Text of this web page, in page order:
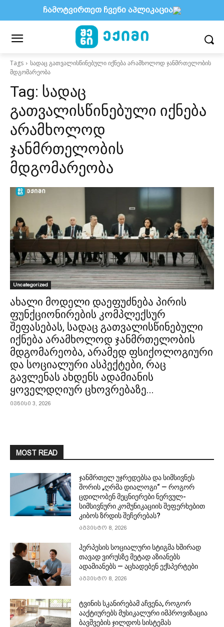
Tags
სადაც გათვალისწინებული იქნება არამხოლოდ ჯანმრთელობის
მდგომარეობა
Tag: სადაც
გათვალისწინებული იქნება
არამხოლოდ
ჯანმრთელობის
მდგომარეობა
Uncategorized
ახალი მოდელი დაეფუძნება პირის
ფუნქციონირების კომპლექსურ
შეფასებას, სადაც გათვალისწინებული
იქნება არამხოლოდ ჯანმრთელობის
მდგომარეობა, არამედ ფსიქოლოგიური
და სოციალური ასპექტები, რაც
გავლენას ახდენს ადამიანის
ყოველდღიურ ცხოვრებაზე...
ივნისი 3, 2026
MOST READ
ჯანმრთელ უჯრედებსა და სიმსივნეს
შორის „ღრმა დიალოგი“ — როგორ
ცდილობენ მეცნიერები ნერვულ-
სიმსივნური კომუნიკაციის შეფერხებით
კიბოს ზრდის შეჩერებას?
აგვისტო 8, 2026
ჰერპესის სოციალური სტიგმა ხშირად
თავად ვირუსზე მეტად აზიანებს
ადამიანებს — აცხადებენ ექსპერტები
აგვისტო 8, 2026
ტვინის სკანირებამ აჩვენა, როგორ
ააქტიურებს მუსიკალური იმპროვიზაცია
ბავშვების ჯილდოს სისტემას
ჩამოტვირთეთ ჩვენი აპლიკაცია